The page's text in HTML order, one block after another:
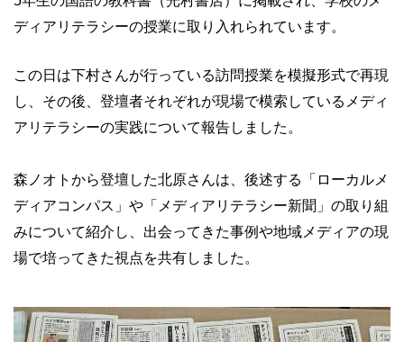
ディアリテラシーの授業に取り入れられています。
この日は下村さんが行っている訪問授業を模擬形式で再現
し、その後、登壇者それぞれが現場で模索しているメディ
アリテラシーの実践について報告しました。
森ノオトから登壇した北原さんは、後述する「ローカルメ
ディアコンパス」や「メディアリテラシー新聞」の取り組
みについて紹介し、出会ってきた事例や地域メディアの現
場で培ってきた視点を共有しました。